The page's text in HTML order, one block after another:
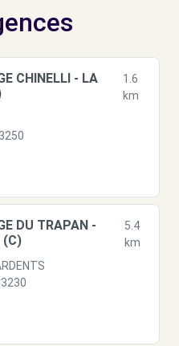
CHINELLI - LA
1.6
km
DU TRAPAN -
(C)
5.4
km